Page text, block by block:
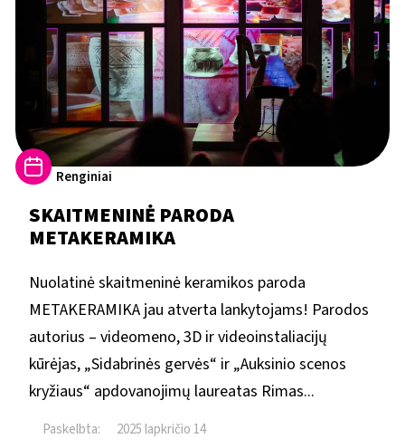
Renginiai
SKAITMENINĖ PARODA
METAKERAMIKA
Nuolatinė skaitmeninė keramikos paroda
METAKERAMIKA jau atverta lankytojams! Parodos
autorius – videomeno, 3D ir videoinstaliacijų
kūrėjas, „Sidabrinės gervės“ ir „Auksinio scenos
kryžiaus“ apdovanojimų laureatas Rimas...
Paskelbta:
2025 lapkričio 14